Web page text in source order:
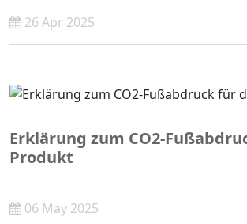
detaillierte Offenlegung der Praktiken
des Unternehmens in Bezug auf
für das Jahr 2024.
26 Apr 2025
Erklärung zum CO2-
Produkt
06 May 2025